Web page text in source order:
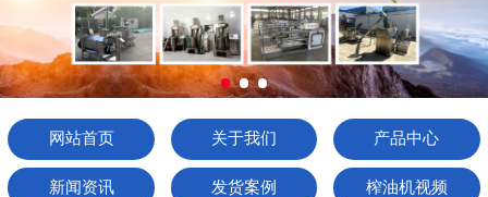
发货案例
榨油机视频
荣誉资质
网站首页 关于我们 产品中心
新闻资讯 发货案例 榨油机视频